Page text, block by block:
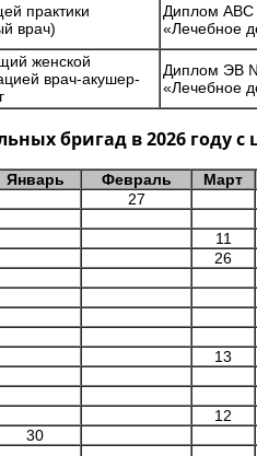
практики
врач)
Диплом
«Лечебное
женской
врач-акушер-
Диплом ЭВ
«Лечебное
бригад в 2026 году
Январь Февраль
Март
27
11
26
13
12
30